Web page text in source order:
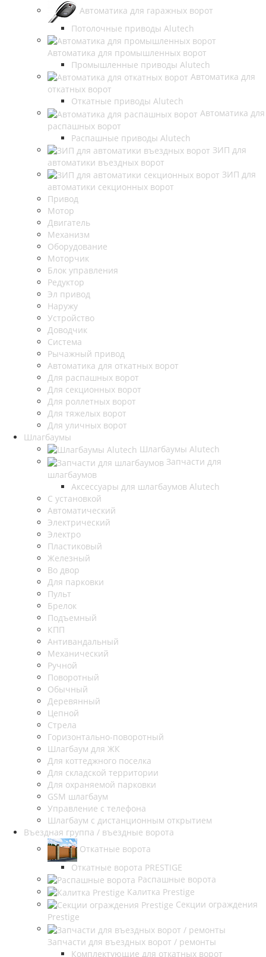
Автоматика для гаражных ворот
Потолочные приводы Alutech
Автоматика для промышленных ворот
Промышленные приводы Alutech
Автоматика для
откатных ворот
Откатные приводы Alutech
Автоматика для
распашных ворот
Распашные приводы Alutech
ЗИП для
автоматики въездных ворот
ЗИП для
автоматики секционных ворот
Привод
Мотор
Двигатель
Механизм
Оборудование
Моторчик
Блок управления
Редуктор
Эл привод
Наружу
Устройство
Доводчик
Система
Рычажный привод
Автоматика для откатных ворот
Для распашных ворот
Для секционных ворот
Для роллетных ворот
Для тяжелых ворот
Для уличных ворот
Шлагбаумы
Шлагбаумы Alutech
Запчасти для
шлагбаумов
Аксессуары для шлагбаумов Alutech
С установкой
Автоматический
Электрический
Электро
Пластиковый
Железный
Во двор
Для парковки
Пульт
Брелок
Подъемный
КПП
Антивандальный
Механический
Ручной
Поворотный
Обычный
Деревянный
Цепной
Стрела
Горизонтально-поворотный
Шлагбаум для ЖК
Для коттеджного поселка
Для складской территории
Для охраняемой парковки
GSM шлагбаум
Управление с телефона
Шлагбаум с дистанционным открытием
Въездная группа / въездные ворота
Откатные ворота
Откатные ворота PRESTIGE
Распашные ворота
Калитка Prestige
Секции ограждения
Prestige
Запчасти для въездных ворот / ремонты
Комплектующие для откатных ворот